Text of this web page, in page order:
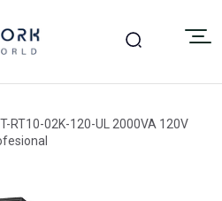
RT10-02K-120-UL 2000VA 120V